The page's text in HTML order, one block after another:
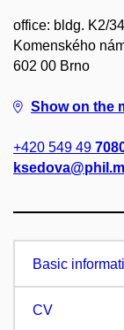
office: bldg. K2/
Komenského
602 00 Brno
Show on the
+420 549 49
Basic
CV